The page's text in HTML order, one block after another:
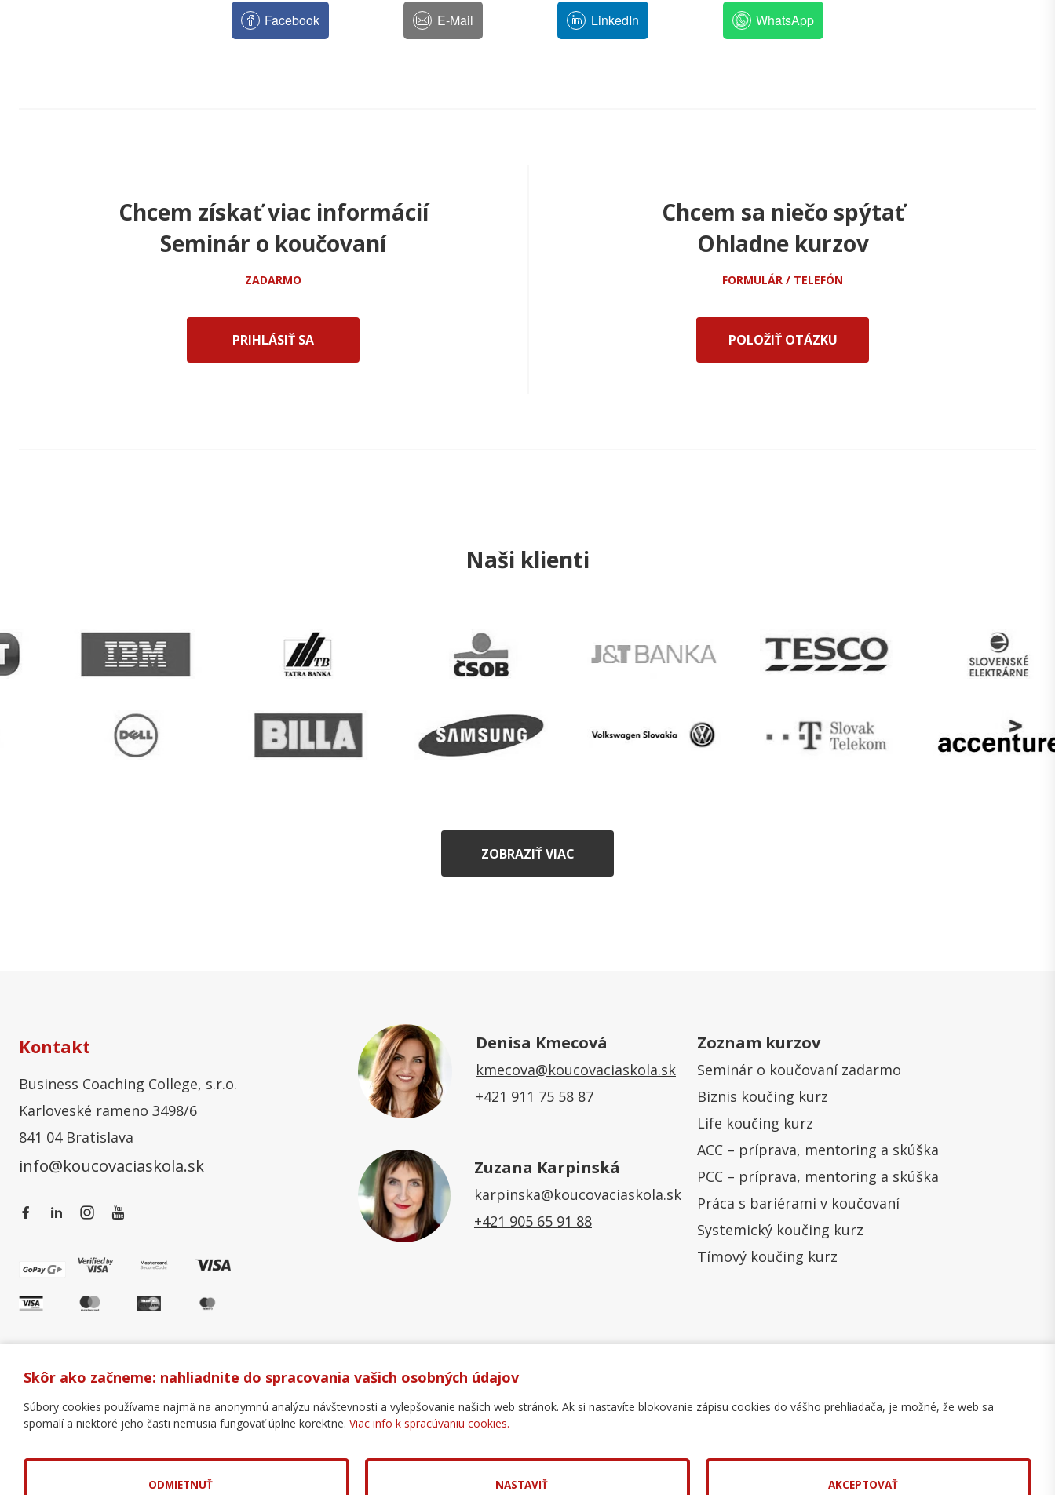
Facebook E-Mail LinkedIn WhatsApp
Chcem získať viac informácií
Seminár o koučovaní
ZADARMO
PRIHLÁSIŤ SA
Chcem sa niečo spýtať
Ohladne kurzov
FORMULÁR / TELEFÓN
POLOŽIŤ OTÁZKU
Naši klienti
ZOBRAZIŤ VIAC
Kontakt
Business Coaching College, s.r.o.
Karloveské rameno 3498/6
841 04 Bratislava
info@koucovaciaskola.sk
Denisa Kmecová
kmecova@koucovaciaskola.sk
+421 911 75 58 87
Zuzana Karpinská
karpinska@koucovaciaskola.sk
+421 905 65 91 88
Zoznam kurzov
Seminár o koučovaní zadarmo
Biznis koučing kurz
Life koučing kurz
ACC – príprava, mentoring a skúška
PCC – príprava, mentoring a skúška
Práca s bariérami v koučovaní
Systemický koučing kurz
Tímový koučing kurz
Všeobecné obchodné podmienky Správa cookies Ochrana osobných údajov
Copyright © 2018 - 2026 Business Coaching College, s.r.o.
aredakčný systém
Skôr ako začneme: nahliadnite do spracovania vašich osobných údajov
Súbory cookies používame najmä na anonymnú analýzu návštevnosti a vylepšovanie našich web stránok. Ak si nastavíte blokovanie zápisu cookies do vášho prehliadača, je možné, že web sa
spomalí a niektoré jeho časti nemusia fungovať úplne korektne. Viac info k spracúvaniu cookies.
ODMIETNUŤ NASTAVIŤ AKCEPTOVAŤ